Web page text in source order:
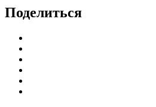
Поделиться